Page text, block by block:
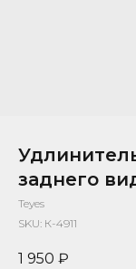
заднего
Teyes
SKU: К-4911
1 950 ₽